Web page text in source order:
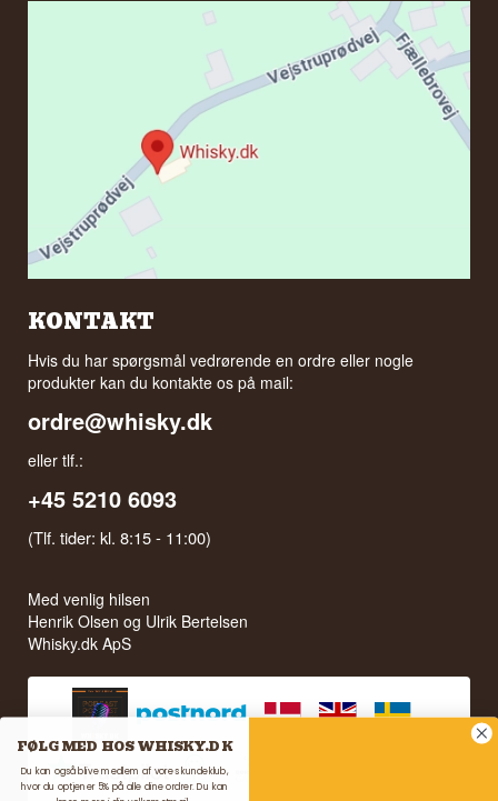
KONTAKT
Hvis du har spørgsmål vedrørende en ordre eller nogle
produkter kan du kontakte os på mail:
ordre@whisky.dk
eller tlf.:
+45 5210 6093
(Tlf. tider: kl. 8:15 - 11:00)
Med venlig hilsen
Henrik Olsen og Ulrik Bertelsen
Whisky.dk ApS
FØLG MED HOS WHISKY.DK
Du kan også blive medlem af vores kundeklub,
hvor du optjener 5% på alle dine ordrer. Du kan